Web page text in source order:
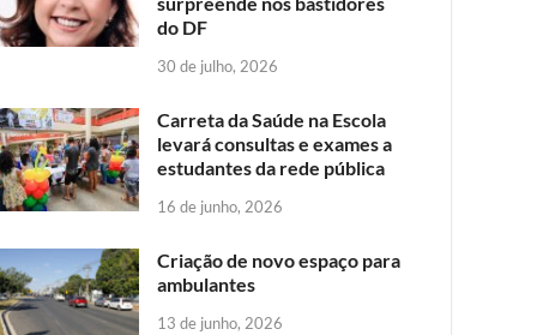
do DF
30 de julho, 2026
Carreta da Saúde na Escola
levará consultas e exames a
estudantes da rede pública
16 de junho, 2026
Criação de novo espaço para
ambulantes
13 de junho, 2026